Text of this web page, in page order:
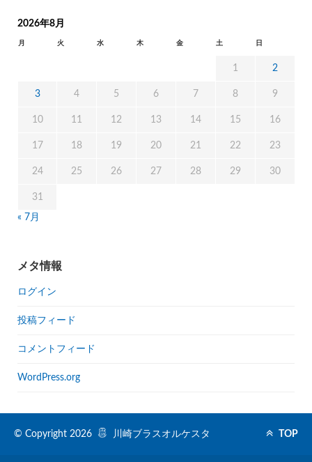
2026年8月
月 火 水 木 金 土 日
1 2
3 4 5 6 7 8 9
10 11 12 13 14 15 16
17 18 19 20 21 22 23
24 25 26 27 28 29 30
31
« 7月
メタ情報
ログイン
投稿フィード
コメントフィード
WordPress.org
© Copyright 2026 川崎ブラスオルケスタ TOP